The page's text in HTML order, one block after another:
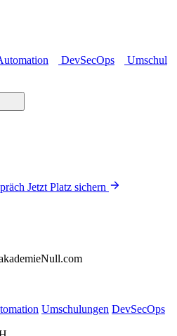
DevSecOps
Umschul
Jetzt Platz sichern
Null.com
Umschulungen DevSecOps